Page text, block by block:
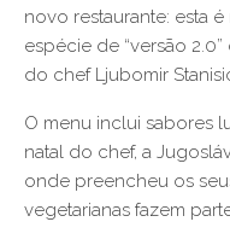
novo restaurante: esta
espécie de “versão
do chef Ljubomir
O menu inclui sabores
natal do chef, a
onde preencheu os
vegetarianas fazem